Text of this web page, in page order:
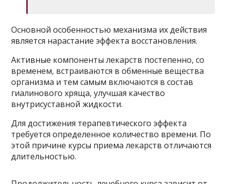
Основной особенностью механизма их действия
является нарастание эффекта восстановления.
Активные компоненты лекарств постепенно, со
временем, встраиваются в обменные вещества
организма и тем самым включаются в состав
гиалинового хряща, улучшая качество
внутрисуставной жидкости.
Для достижения терапевтического эффекта
требуется определенное количество времени. По
этой причине курсы приема лекарств отличаются
длительностью.